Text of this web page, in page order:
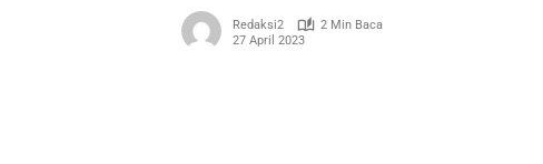
Redaksi2
2 Min Baca
27 April 2023